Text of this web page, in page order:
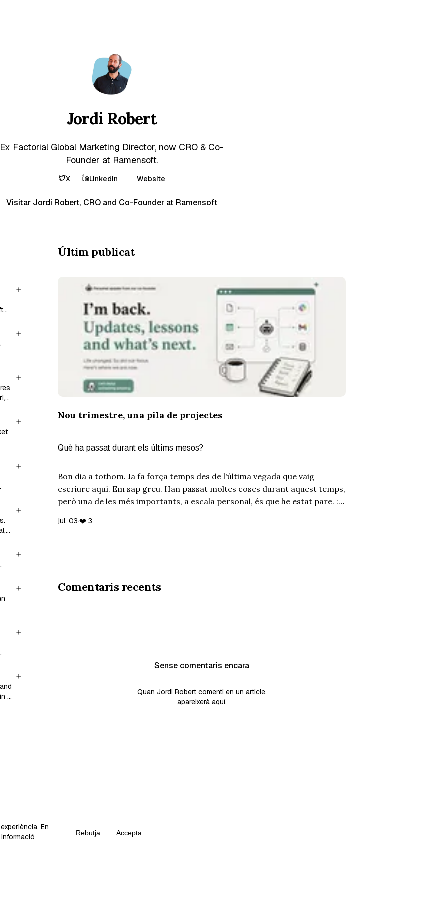
Jordi Robert
Ex Factorial Global Marketing Director, now CRO & Co-
Founder at Ramensoft.
X LinkedIn Website
Visitar Jordi Robert, CRO and Co-Founder at Ramensoft
a
Últim publicat
Nou trimestre, una pila de projectes
Què ha passat durant els últims mesos?
Bon dia a tothom. Ja fa força temps des de l'última vegada que vaig
escriure aquí. Em sap greu. Han passat moltes coses durant aquest temps,
però una de les més importants, a escala personal, és que he estat pare. :) I
parella, …
jul. 03·❤️ 3
Comentaris recents
Sense comentaris encara
Quan Jordi Robert comenti en un article,
apareixerà aquí.
En
Rebutja Accepta